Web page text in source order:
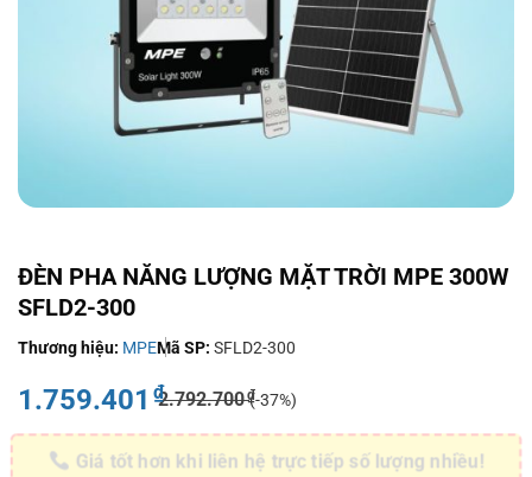
ĐÈN PHA NĂNG LƯỢNG MẶT TRỜI MPE 300W
SFLD2-300
Thương hiệu: MPEMã SP: SFLD2-300
1.759.401₫2.792.700₫(-37%)
Giá tốt hơn khi liên hệ trực tiếp số lượng nhiều!